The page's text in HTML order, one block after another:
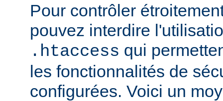
Pour contrôler
pouvez interdire
.htaccess qui
les fonctionnalités de
configurées. Voici un